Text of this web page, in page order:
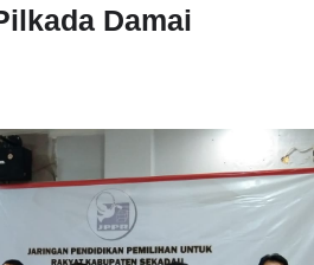
Damai